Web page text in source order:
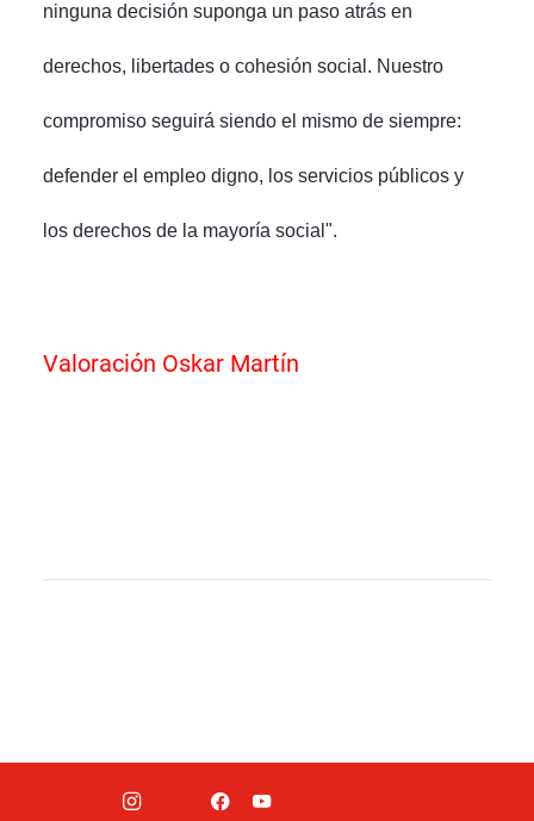
ninguna decisión suponga un paso atrás en
derechos, libertades o cohesión social. Nuestro
compromiso seguirá siendo el mismo de siempre:
defender el empleo digno, los servicios públicos y
los derechos de la mayoría social".
Valoración Oskar Martín